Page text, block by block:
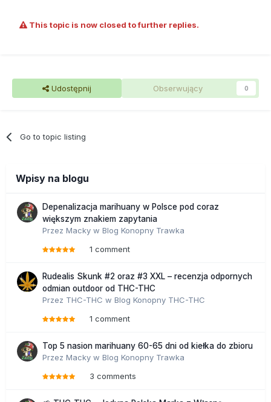
This topic is now closed to further replies.
Udostępnij Obserwujący 0
Go to topic listing
Wpisy na blogu
Depenalizacja marihuany w Polsce pod coraz
większym znakiem zapytania
Przez Macky w Blog Konopny Trawka
1 comment
Rudealis Skunk #2 oraz #3 XXL – recenzja odpornych
odmian outdoor od THC-THC
Przez THC-THC w Blog Konopny THC-THC
1 comment
Top 5 nasion marihuany 60-65 dni od kiełka do zbioru
Przez Macky w Blog Konopny Trawka
3 comments